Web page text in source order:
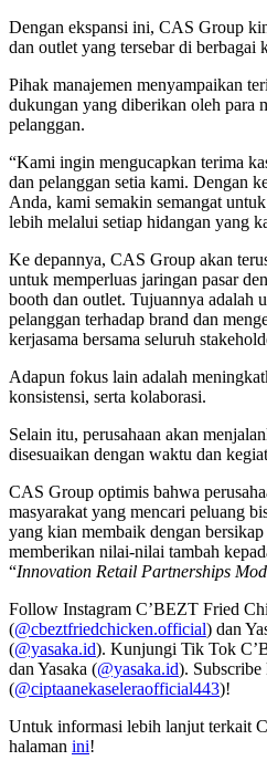
Dengan ekspansi ini, CAS Group
dan outlet yang tersebar di berbagai
Pihak manajemen menyampaikan
dukungan yang diberikan oleh para
pelanggan.
“Kami ingin mengucapkan terima
dan pelanggan setia kami. Dengan
Anda, kami semakin semangat
lebih melalui setiap hidangan yang
Ke depannya, CAS Group akan
untuk memperluas jaringan pasar
booth dan outlet. Tujuannya adalah
pelanggan terhadap brand dan
kerjasama bersama seluruh
Adapun fokus lain adalah
konsistensi, serta kolaborasi.
Selain itu, perusahaan akan
disesuaikan dengan waktu dan
CAS Group optimis bahwa
masyarakat yang mencari peluang
yang kian membaik dengan
memberikan nilai-nilai tambah
“Innovation Retail Partnerships
Follow Instagram C’BEZT Fried
(@cbeztfriedchicken.official) dan
(@yasaka.id). Kunjungi Tik Tok
dan Yasaka (@yasaka.id). Subscribe
(@ciptaanekaseleraofficial443)!
Untuk informasi lebih lanjut terkait
halaman ini!